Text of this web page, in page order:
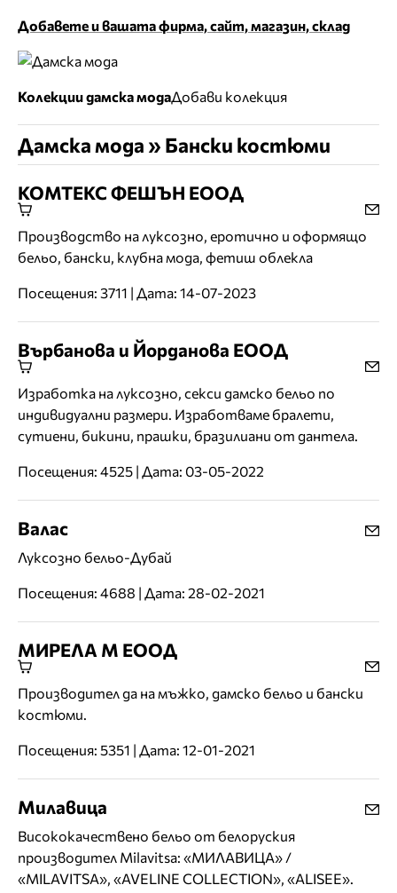
Добавете и вашата фирма, сайт, магазин, склад
Колекции дамска модаДобави колекция
Дамска мода » Бански костюми
КОМТЕКС ФЕШЪН ЕООД
Производство на луксозно, еротично и оформящо
бельо, бански, клубна мода, фетиш облекла
Посещения: 3711 | Дата: 14-07-2023
Върбанова и Йорданова ЕООД
Изработка на луксозно, секси дамско бельо по
индивидуални размери. Изработваме бралети,
сутиени, бикини, прашки, бразилиани от дантела.
Посещения: 4525 | Дата: 03-05-2022
Валас
Луксозно бельо-Дубай
Посещения: 4688 | Дата: 28-02-2021
МИРЕЛА М ЕООД
Производител да на мъжко, дамско бельо и бански
костюми.
Посещения: 5351 | Дата: 12-01-2021
Милавица
Висококачествено бельо от белоруския
производител Milavitsa: «МИЛАВИЦА» /
«MILAVITSA», «AVELINE COLLECTION», «ALISEE».